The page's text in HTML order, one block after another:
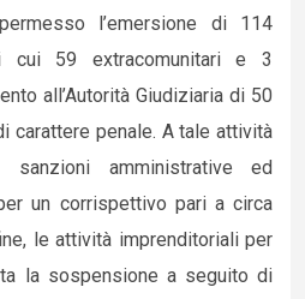
l’emersione di 114
cui 59 extracomunitari e 3
all’Autorità Giudiziaria di 50
carattere penale. A tale attività
amministrative ed
un corrispettivo pari a circa
le attività imprenditoriali per
la sospensione a seguito di